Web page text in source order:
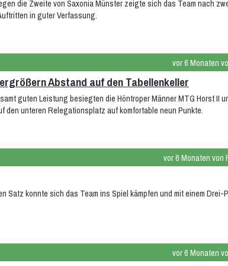
die Zweite von Saxonia Münster zeigte sich das Team nach
in guter Verfassung.
vor 6 Monaten
Abstand auf den Tabellenkeller
guten Leistung besiegten die Höntroper Männer MTG Horst II
den unteren Relegationsplatz auf komfortable neun Punkte.
vor 6 Monaten von
Satz konnte sich das Team ins Spiel kämpfen und mit einem Drei-
vor 6 Monaten